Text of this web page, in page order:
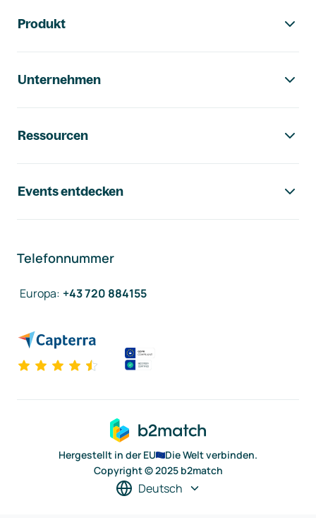
Produkt
Unternehmen
Ressourcen
Events entdecken
Telefonnummer
Europa: +43 720 884155
Hergestellt in der EU
Die Welt verbinden.
Copyright © 2025 b2match
Deutsch